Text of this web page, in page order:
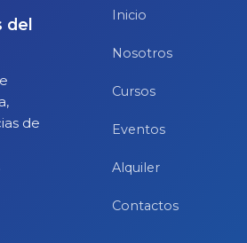
del
de
Inicio
Nosotros
Cursos
Eventos
Alquiler
Contactos